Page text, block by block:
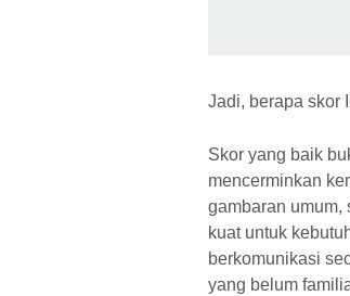
Jadi, berapa skor
Skor yang baik
mencerminkan
gambaran umum,
kuat untuk
berkomunikasi
yang belum